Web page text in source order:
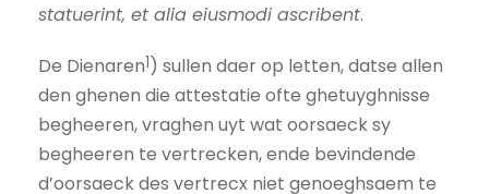
statuerint, et alia eiusmodi ascribent.
De Dienaren1) sullen daer op letten, datse allen
den ghenen die attestatie ofte ghetuyghnisse
begheeren, vraghen uyt wat oorsaeck sy
begheeren te vertrecken, ende bevindende
d’oorsaeck des vertrecx niet genoeghsaem te